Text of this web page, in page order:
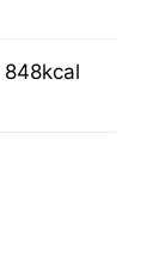
848kcal